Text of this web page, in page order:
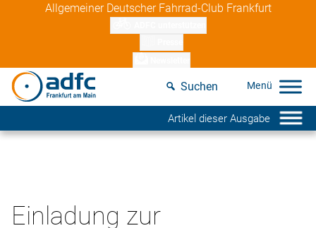
Allgemeiner Deutscher Fahrrad-Club Frankfurt
Suchen
Artikel dieser Ausgabe
Einladung zur